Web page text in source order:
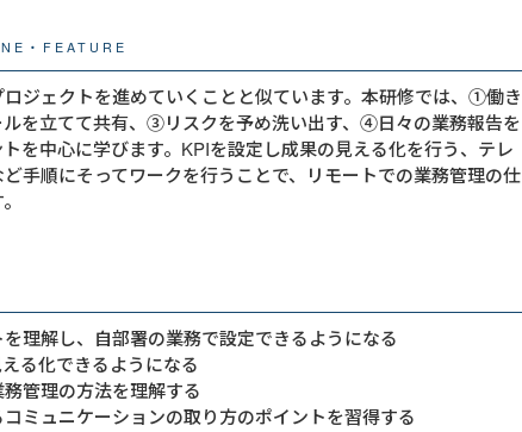
・FEATURE
ジェクトを進めていくことと似ています。本研修では、①働き
を立てて共有、③リスクを予め洗い出す、④日々の業務報告を
を中心に学びます。KPIを設定し成果の見える化を行う、テレ
手順にそってワークを行うことで、リモートでの業務管理の仕
理解し、自部署の業務で設定できるようになる
る化できるようになる
管理の方法を理解する
ミュニケーションの取り方のポイントを習得する